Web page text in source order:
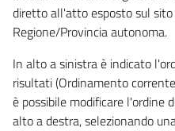
diretto all'atto esposto sul
Regione/Provincia autonoma.
In alto a sinistra è indicato
risultati (Ordinamento
è possibile modificare l'ordine
alto a destra, selezionando